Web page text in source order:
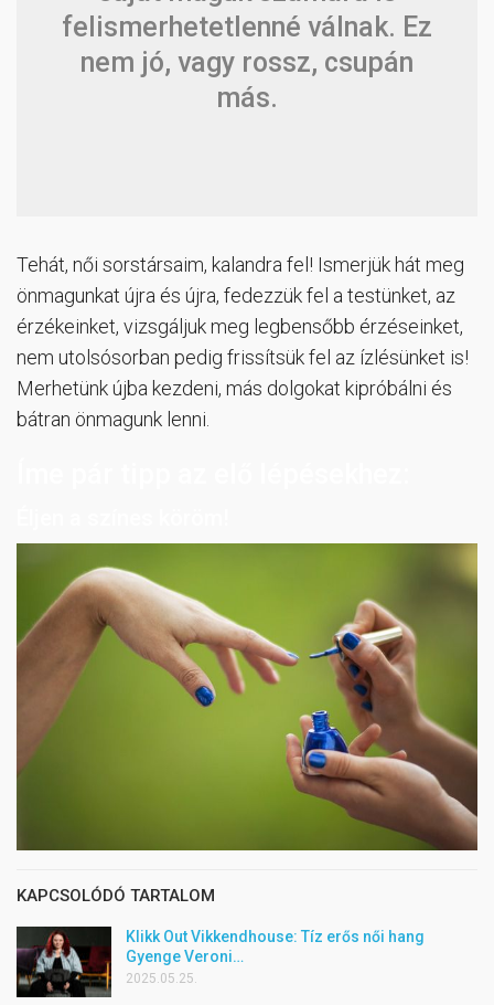
felismerhetetlenné válnak. Ez
nem jó, vagy rossz, csupán
más.
Tehát, női sorstársaim, kalandra fel! Ismerjük hát meg
önmagunkat újra és újra, fedezzük fel a testünket, az
érzékeinket, vizsgáljuk meg legbensőbb érzéseinket,
nem utolsósorban pedig frissítsük fel az ízlésünket is!
Merhetünk újba kezdeni, más dolgokat kipróbálni és
bátran önmagunk lenni.
KAPCSOLÓDÓ TARTALOM
Klikk Out Vikkendhouse: Tíz erős női hang
Gyenge Veroni…
2025.05.25.